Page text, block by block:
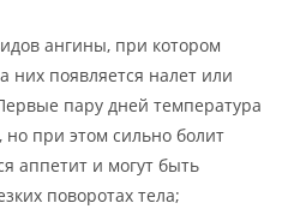
ангины, при котором
них появляется налет или
пару дней температура
при этом сильно болит
аппетит и могут быть
поворотах тела;